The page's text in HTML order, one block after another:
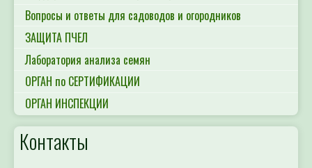
Вопросы и ответы для садоводов и огородников
ЗАЩИТА ПЧЕЛ
Лаборатория анализа семян
ОРГАН по СЕРТИФИКАЦИИ
ОРГАН ИНСПЕКЦИИ
Контакты